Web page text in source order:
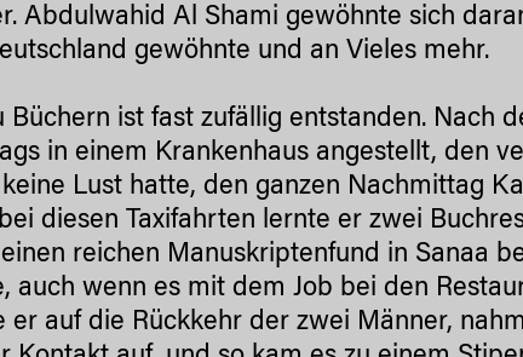
Abdulwahid Al Shami gewöhnte sich
gewöhnte und an Vieles mehr.
Büchern ist fast zufällig entstanden. Nach
in einem Krankenhaus angestellt, den
keine Lust hatte, den ganzen Nachmittag
diesen Taxifahrten lernte er zwei
reichen Manuskriptenfund in Sanaa
auch wenn es mit dem Job bei den
er auf die Rückkehr der zwei Männer,